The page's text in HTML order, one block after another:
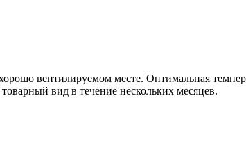
вентилируемом месте. Оптимальная
вид в течение нескольких месяцев.